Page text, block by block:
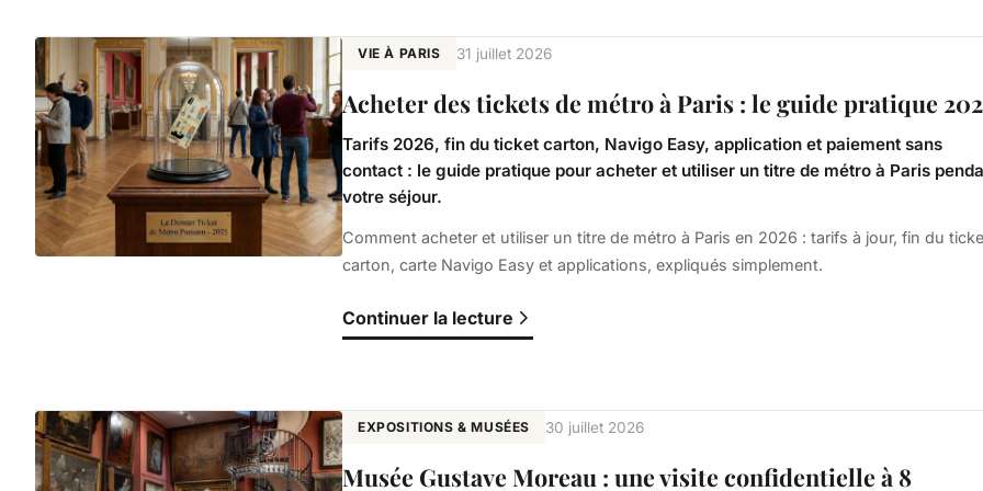
VIE À PARIS 31 juillet 2026
Acheter des tickets de métro à Paris : le guide pratique
Tarifs 2026, fin du ticket carton, Navigo Easy, application et paiement sans
contact : le guide pratique pour acheter et utiliser un titre de métro à Paris
votre séjour.
Comment acheter et utiliser un titre de métro à Paris en 2026 : tarifs à jour, fin du
carton, carte Navigo Easy et applications, expliqués simplement.
Continuer la lecture
EXPOSITIONS & MUSÉES 30 juillet 2026
Musée Gustave Moreau : une visite confidentielle à 8